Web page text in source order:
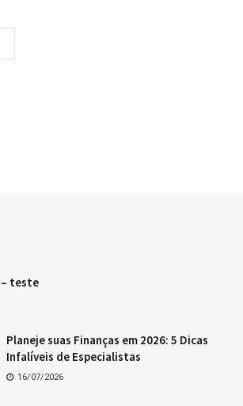
– teste
Planeje suas Finanças em 2026: 5 Dicas
Infalíveis de Especialistas
16/07/2026